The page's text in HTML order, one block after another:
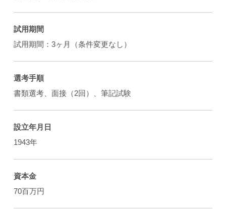
試用期間
試用期間：3ヶ月（条件変更なし）
選考手順
書類選考、面接（2回）、筆記試験
設立年月日
1943年
資本金
70百万円